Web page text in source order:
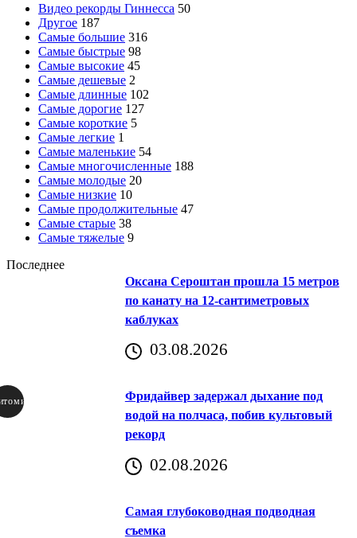
Видео рекорды Гиннесса 50
Другое 187
Самые большие 316
Самые быстрые 98
Самые высокие 45
Самые дешевые 2
Самые длинные 102
Самые дорогие 127
Самые короткие 5
Самые легкие 1
Самые маленькие 54
Самые многочисленные 188
Самые молодые 20
Самые низкие 10
Самые продолжительные 47
Самые старые 38
Самые тяжелые 9
Последнее
Оксана Сероштан прошла 15 метров
по канату на 12-сантиметровых
каблуках
03.08.2026
Фридайвер задержал дыхание под
водой на полчаса, побив культовый
рекорд
02.08.2026
Самая глубоководная подводная
съемка